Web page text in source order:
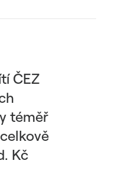
ČEZ
téměř
Kč